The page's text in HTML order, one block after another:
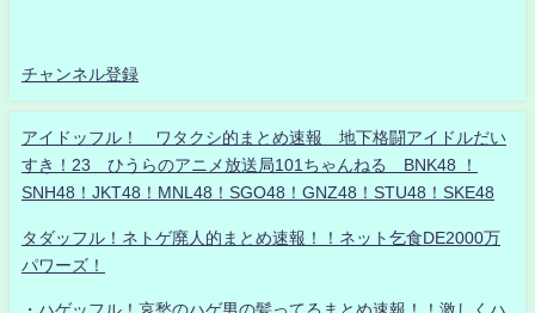
チャンネル登録
アイドッフル！ ワタクシ的まとめ速報 地下格闘アイドルだい
すき！23 ひうらのアニメ放送局101ちゃんねる BNK48 ！
SNH48！JKT48！MNL48！SGO48！GNZ48！STU48！SKE48
タダッフル！ネトゲ廃人的まとめ速報！！ネット乞食DE2000万
パワーズ！
・ハゲッフル！哀愁のハゲ男の髪ってるまとめ速報！！激しくハ